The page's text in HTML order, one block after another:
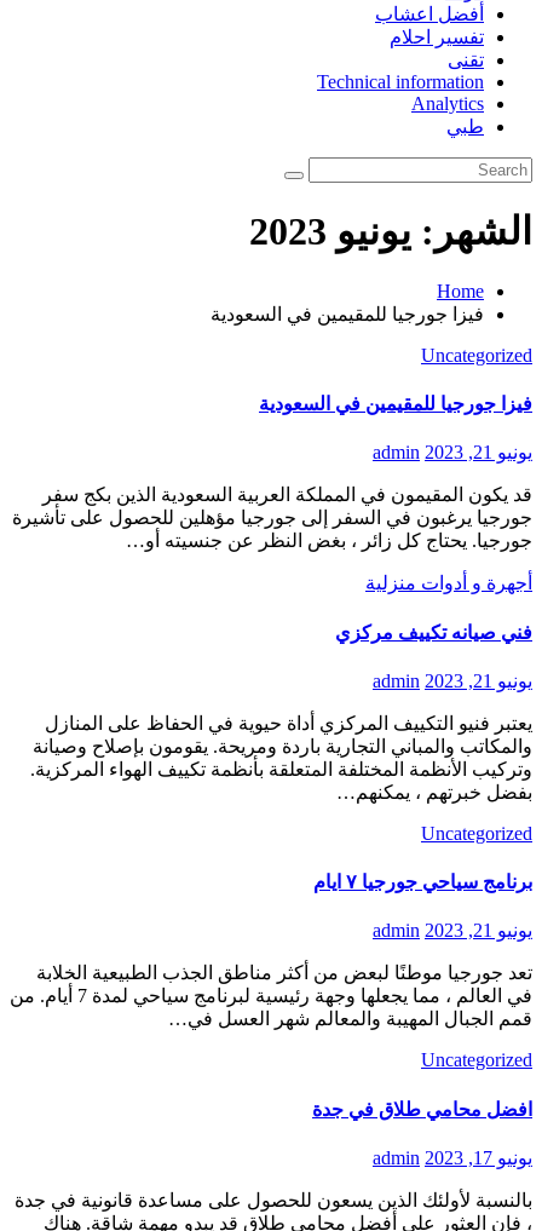
أفضل اعشاب
تفسير احلام
تقنى
Technical information
Analytics
طبي
الشهر: يونيو 2023
Home
فيزا جورجيا للمقيمين في السعودية
Uncategorized
فيزا جورجيا للمقيمين في السعودية
يونيو 21, 2023 admin
قد يكون المقيمون في المملكة العربية السعودية الذين بكج سفر
جورجيا يرغبون في السفر إلى جورجيا مؤهلين للحصول على تأشيرة
جورجيا. يحتاج كل زائر ، بغض النظر عن جنسيته أو…
أجهرة و أدوات منزلية
فني صيانه تكييف مركزي
يونيو 21, 2023 admin
يعتبر فنيو التكييف المركزي أداة حيوية في الحفاظ على المنازل
والمكاتب والمباني التجارية باردة ومريحة. يقومون بإصلاح وصيانة
وتركيب الأنظمة المختلفة المتعلقة بأنظمة تكييف الهواء المركزية.
بفضل خبرتهم ، يمكنهم…
Uncategorized
برنامج سياحي جورجيا ٧ ايام
يونيو 21, 2023 admin
تعد جورجيا موطنًا لبعض من أكثر مناطق الجذب الطبيعية الخلابة
في العالم ، مما يجعلها وجهة رئيسية لبرنامج سياحي لمدة 7 أيام. من
قمم الجبال المهيبة والمعالم شهر العسل في…
Uncategorized
افضل محامي طلاق في جدة
يونيو 17, 2023 admin
بالنسبة لأولئك الذين يسعون للحصول على مساعدة قانونية في جدة
، فإن العثور على أفضل محامي طلاق قد يبدو مهمة شاقة. هناك